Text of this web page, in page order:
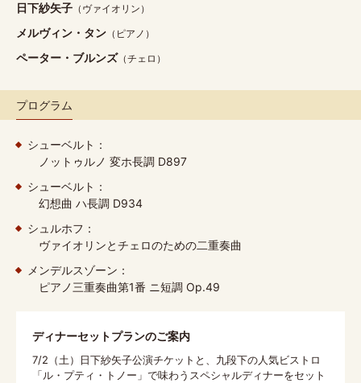
日下紗矢子 （ヴァイオリン）
メルヴィン・タン （ピアノ）
ペーター・ブルンズ（チェロ）
プログラム
シューベルト：
ノットゥルノ 変ホ長調 D897
シューベルト：
幻想曲 ハ長調 D934
シュルホフ：
ヴァイオリンとチェロのための二重奏曲
メンデルスゾーン：
ピアノ三重奏曲第1番 ニ短調 Op.49
ディナーセットプランのご案内
7/2（土）日下紗矢子公演チケットと、九段下の人気ビストロ
「ル・プティ・トノー」で味わうスペシャルディナーをセット